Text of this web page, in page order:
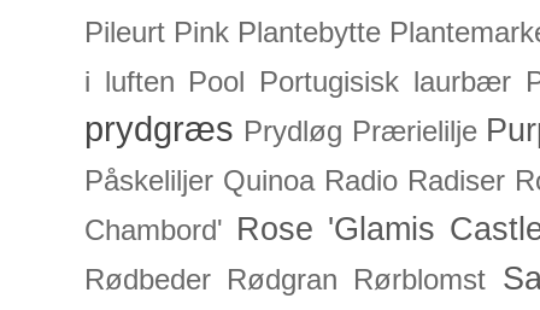
Pileurt Pink Plantebytte
i luften
Pool Portugisisk laurbær
prydgræs Prydløg Prærielilje
Påskeliljer Quinoa Radio Radiser
Chambord' Rose 'Glamis
Rødbeder Rødgran Rørblomst